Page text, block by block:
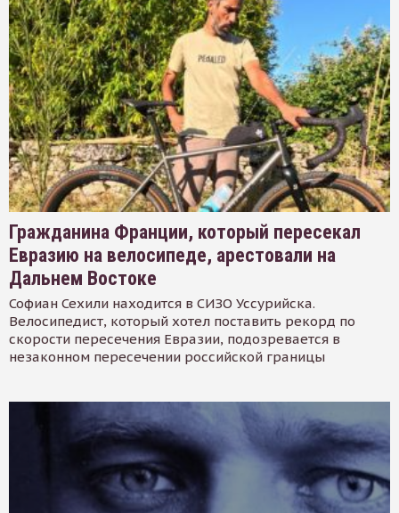
Гражданина Франции, который пересекал
Евразию на велосипеде, арестовали на
Дальнем Востоке
Софиан Сехили находится в СИЗО Уссурийска.
Велосипедист, который хотел поставить рекорд по
скорости пересечения Евразии, подозревается в
незаконном пересечении российской границы